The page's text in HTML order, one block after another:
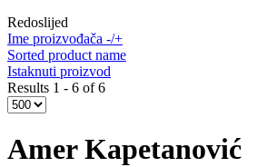
Redoslijed
Ime proizvođača -/+
Sorted product name
Istaknuti proizvod
Results 1 - 6 of 6
Amer Kapetanović